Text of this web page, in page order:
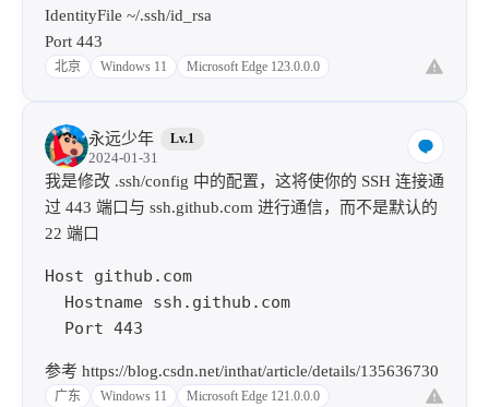
IdentityFile ~/.ssh/id_rsa
Port 443
北京 Windows 11 Microsoft Edge 123.0.0.0
永远少年 Lv.1
2024-01-31
我是修改 .ssh/config 中的配置，这将使你的 SSH 连接通
过 443 端口与 ssh.github.com 进行通信，而不是默认的
22 端口
Host github.com
  Hostname ssh.github.com
参考 https://blog.csdn.net/inthat/article/details/135636730
广东 Windows 11 Microsoft Edge 121.0.0.0